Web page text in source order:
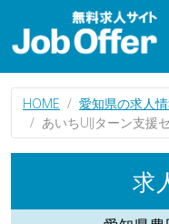
HOME 愛知県の求人
あいちUIJターン支援
求